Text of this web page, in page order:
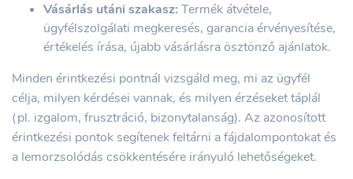
Vásárlás utáni szakasz: Termék átvétele,
ügyfélszolgálati megkeresés, garancia érvényesítése,
értékelés írása, újabb vásárlásra ösztönző ajánlatok.
Minden érintkezési pontnál vizsgáld meg, mi az ügyfél
célja, milyen kérdései vannak, és milyen érzéseket táplál
(pl. izgalom, frusztráció, bizonytalanság). Az azonosított
érintkezési pontok segítenek feltárni a fájdalompontokat és
a lemorzsolódás csökkentésére irányuló lehetőségeket.